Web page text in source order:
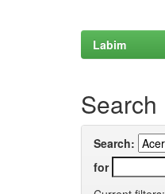
Labim
Search
Search:
for